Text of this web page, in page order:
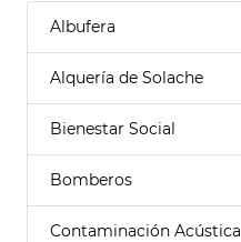
Albufera
Alquería de Solache
Bienestar Social
Bomberos
Contaminación Acústica